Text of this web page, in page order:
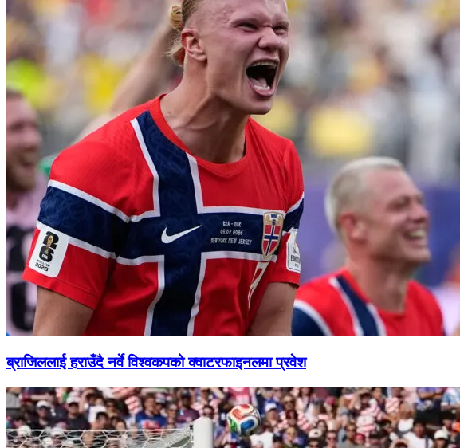
ब्राजिललाई हराउँदै नर्वे विश्वकपको क्वाटरफाइनलमा प्रवेश